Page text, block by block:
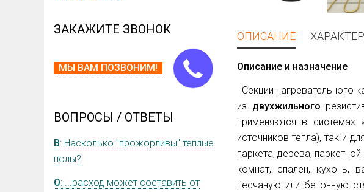
ЗАКАЖИТЕ ЗВОНОК
МЫ ВАМ ПОЗВОНИМ!
ВОПРОСЫ / ОТВЕТЫ
В: Насколько "прожорливы" теплые
полы?
О: ...расход может составить от
ОПИСАНИЕ
Описание и назначение
Секции
из двухжильного
применяются в системах
источников тепла), так и
паркета, дерева,
комнат, спален, кухонь,
песчаную или бетонную